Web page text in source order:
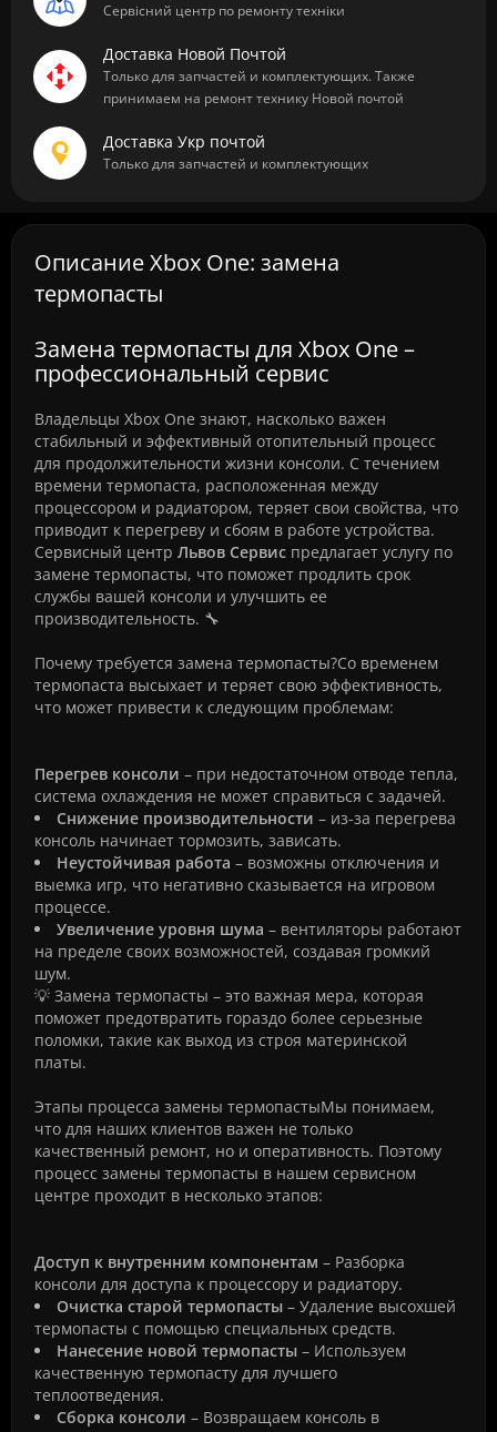
Сервісний центр по ремонту техніки
Доставка Новой Почтой
Только для запчастей и комплектующих. Также
принимаем на ремонт технику Новой почтой
Доставка Укр почтой
Только для запчастей и комплектующих
Описание Xbox One: замена
термопасты
Замена термопасты для Xbox One –
профессиональный сервис
Владельцы Xbox One знают, насколько важен
стабильный и эффективный отопительный процесс
для продолжительности жизни консоли. С течением
времени термопаста, расположенная между
процессором и радиатором, теряет свои свойства, что
приводит к перегреву и сбоям в работе устройства.
Сервисный центр Львов Сервис предлагает услугу по
замене термопасты, что поможет продлить срок
службы вашей консоли и улучшить ее
производительность. 🔧
Почему требуется замена термопасты?Со временем
термопаста высыхает и теряет свою эффективность,
что может привести к следующим проблемам:
Перегрев консоли – при недостаточном отводе тепла,
система охлаждения не может справиться с задачей.
Снижение производительности – из-за перегрева
консоль начинает тормозить, зависать.
Неустойчивая работа – возможны отключения и
выемка игр, что негативно сказывается на игровом
процессе.
Увеличение уровня шума – вентиляторы работают
на пределе своих возможностей, создавая громкий
шум.
💡 Замена термопасты – это важная мера, которая
поможет предотвратить гораздо более серьезные
поломки, такие как выход из строя материнской
платы.
Этапы процесса замены термопастыМы понимаем,
что для наших клиентов важен не только
качественный ремонт, но и оперативность. Поэтому
процесс замены термопасты в нашем сервисном
центре проходит в несколько этапов:
Доступ к внутренним компонентам – Разборка
консоли для доступа к процессору и радиатору.
Очистка старой термопасты – Удаление высохшей
термопасты с помощью специальных средств.
Нанесение новой термопасты – Используем
качественную термопасту для лучшего
теплоотведения.
Сборка консоли – Возвращаем консоль в